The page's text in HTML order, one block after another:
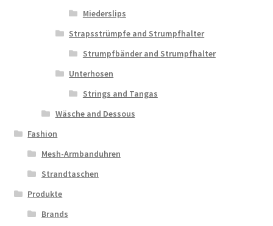
Miederslips
Strapsstrümpfe and Strumpfhalter
Strumpfbänder and Strumpfhalter
Unterhosen
Strings and Tangas
Wäsche and Dessous
Fashion
Mesh-Armbanduhren
Strandtaschen
Produkte
Brands